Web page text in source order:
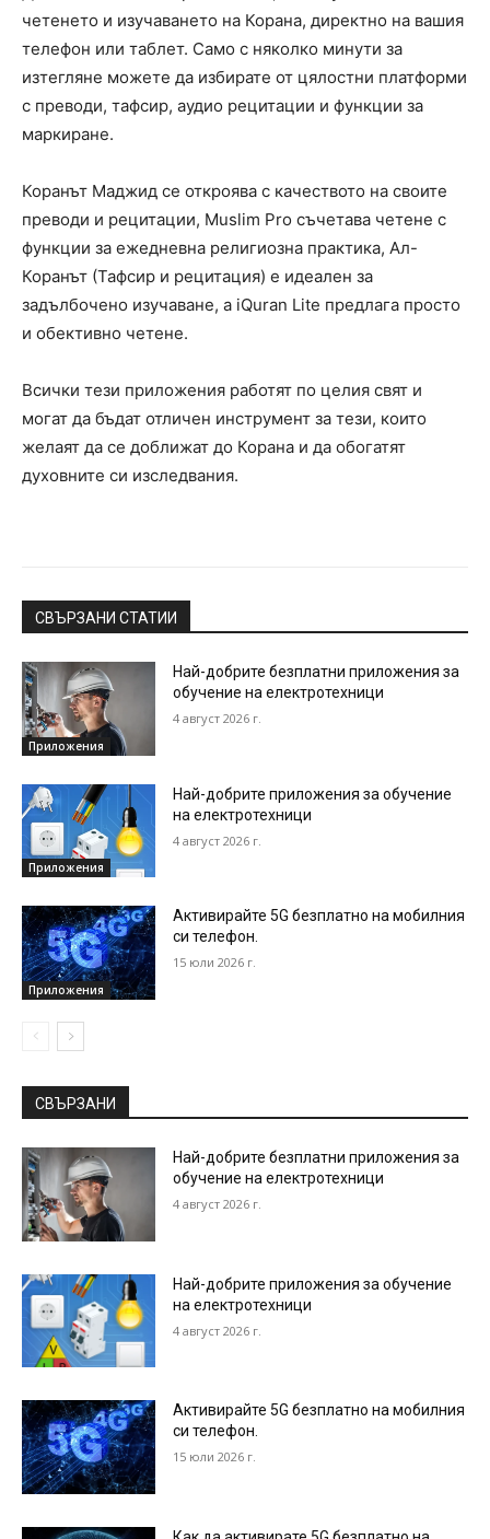
четенето и изучаването на Корана, директно на вашия
телефон или таблет. Само с няколко минути за
изтегляне можете да избирате от цялостни платформи
с преводи, тафсир, аудио рецитации и функции за
маркиране.
Коранът Маджид се откроява с качеството на своите
преводи и рецитации, Muslim Pro съчетава четене с
функции за ежедневна религиозна практика, Ал-
Коранът (Тафсир и рецитация) е идеален за
задълбочено изучаване, а iQuran Lite предлага просто
и обективно четене.
Всички тези приложения работят по целия свят и
могат да бъдат отличен инструмент за тези, които
желаят да се доближат до Корана и да обогатят
духовните си изследвания.
СВЪРЗАНИ СТАТИИ
Приложения
Най-добрите безплатни приложения за
обучение на електротехници
4 август 2026 г.
Приложения
Най-добрите приложения за обучение
на електротехници
4 август 2026 г.
Приложения
Активирайте 5G безплатно на мобилния
си телефон.
15 юли 2026 г.
СВЪРЗАНИ
Най-добрите безплатни приложения за
обучение на електротехници
4 август 2026 г.
Най-добрите приложения за обучение
на електротехници
4 август 2026 г.
Активирайте 5G безплатно на мобилния
си телефон.
15 юли 2026 г.